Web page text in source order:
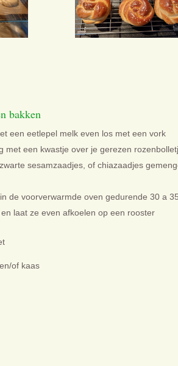
bakken
een eetlepel melk even los met een vork
met een kwastje over je gerezen
sesamzaadjes, of chiazaadjes
de voorverwarmde oven gedurende 30 a
laat ze even afkoelen op een rooster
of kaas